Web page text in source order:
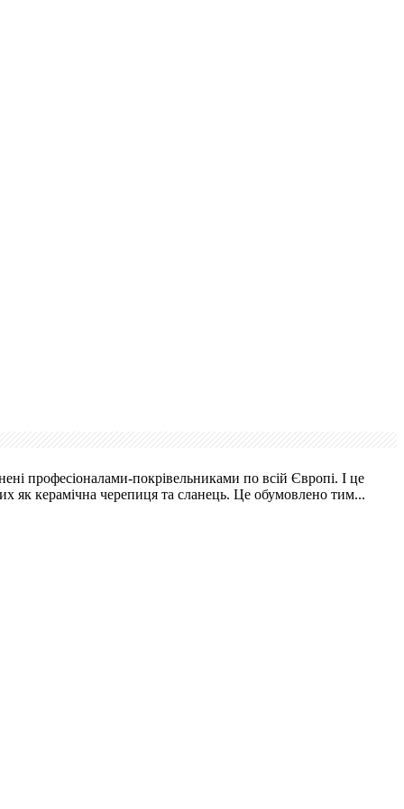
професіоналами-покрівельниками по всій Європі. І це
як керамічна черепиця та сланець. Це обумовлено тим...